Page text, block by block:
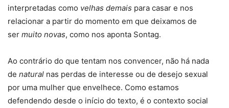
interpretadas como velhas demais para casar e nos
relacionar a partir do momento em que deixamos de
ser muito novas, como nos aponta Sontag.
Ao contrário do que tentam nos convencer, não há nada
de natural nas perdas de interesse ou de desejo sexual
por uma mulher que envelhece. Como estamos
defendendo desde o início do texto, é o contexto social